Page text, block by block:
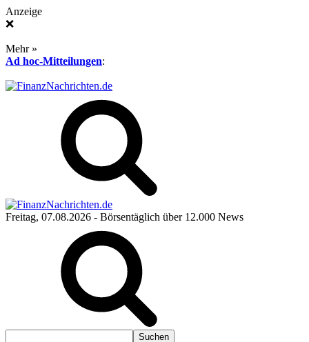
Anzeige
❌
Mehr »
Ad hoc-Mitteilungen:
Freitag, 07.08.2026 - Börsentäglich über 12.000 News